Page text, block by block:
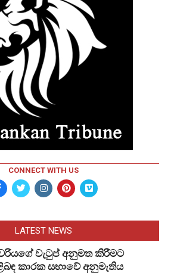
CONNECT WITH US
LATEST NEWS
වැටුප් අනුමත කිරීමට
කාරක සභාවේ අනුමැතිය